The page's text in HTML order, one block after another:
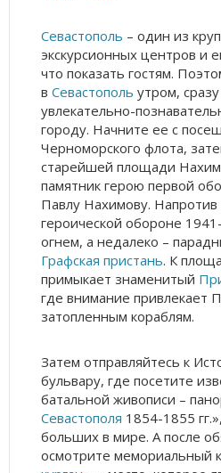
Севастополь – один из
экскурсионных центров и
что показать гостям.
в Севастополь утром,
увлекательно-
городу. Начните ее с
Черноморского флота,
старейшей площади
памятник герою первой
Павлу Нахимову.
героической обороне
огнем, а недалеко –
Графская пристань. К
примыкает знаменитый
где внимание привлекает
затопленным кораблям.
Затем отправляйтесь к
бульвару, где посетите
батальной живописи –
Севастополя 1854-1855
больших в мире. А после
осмотрите мемориальный